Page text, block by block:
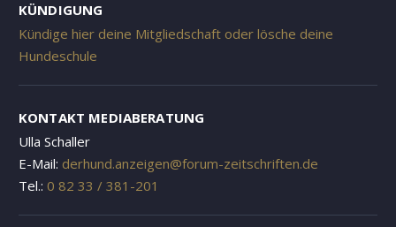
KÜNDIGUNG
Kündige hier deine Mitgliedschaft oder lösche deine
Hundeschule
KONTAKT MEDIABERATUNG
Ulla Schaller
E-Mail: derhund.anzeigen@forum-zeitschriften.de
Tel.: 0 82 33 / 381-201